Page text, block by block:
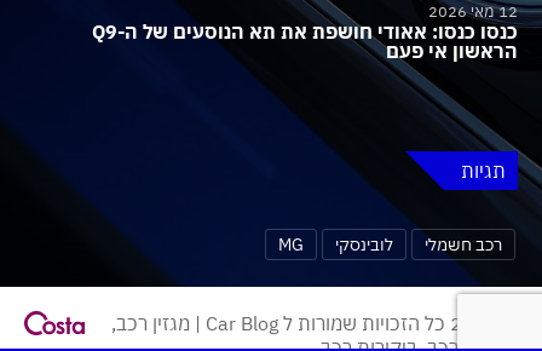
12 מאי 2026
כנסו כנסו: אאודי חושפת את תא הנוסעים של ה-Q9
הראשון אי פעם
תגיות
רכב חשמלי לובינסקי MG
© 2026 כל הזכויות שמורות ל Car Blog | מגזין רכב,